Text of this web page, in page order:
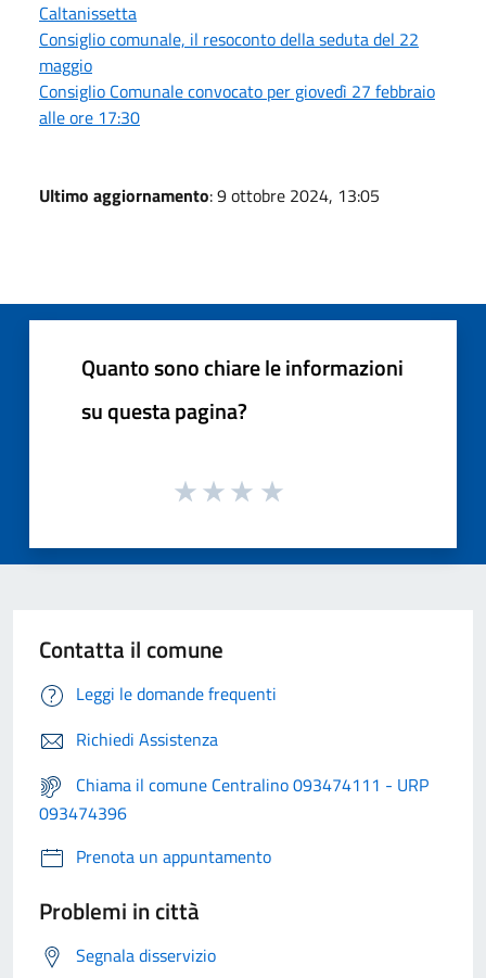
Caltanissetta
Consiglio comunale, il resoconto della seduta del 22
maggio
Consiglio Comunale convocato per giovedì 27 febbraio
alle ore 17:30
Ultimo aggiornamento: 9 ottobre 2024, 13:05
Quanto sono chiare le informazioni
su questa pagina?
Contatta il comune
Leggi le domande frequenti
Richiedi Assistenza
Chiama il comune Centralino 093474111 - URP
093474396
Prenota un appuntamento
Problemi in città
Segnala disservizio